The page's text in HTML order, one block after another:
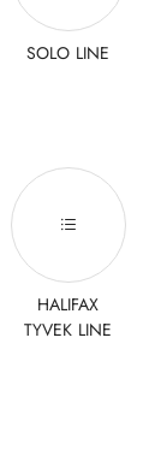
SOLO LINE
HALIFAX
TYVEK LINE